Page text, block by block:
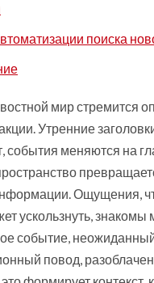
поиска
мир стремится
Утренние
события меняются на
Ощущения,
ускользнуть, знакомы
событие,
повод,